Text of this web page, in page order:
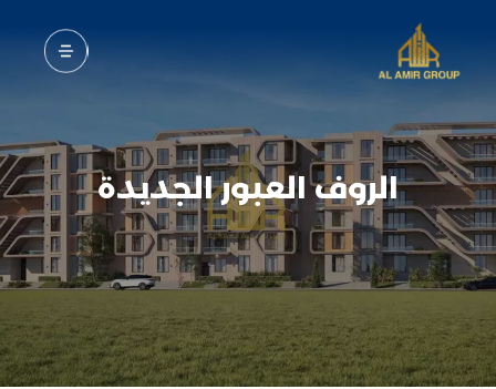
c
الروف العبور الجديدة